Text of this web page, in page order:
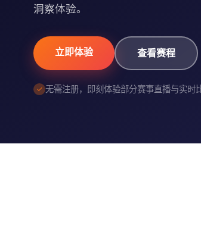
洞察体验。
立即体验 查看赛程
无需注册，即刻体验部分赛事直播与实时